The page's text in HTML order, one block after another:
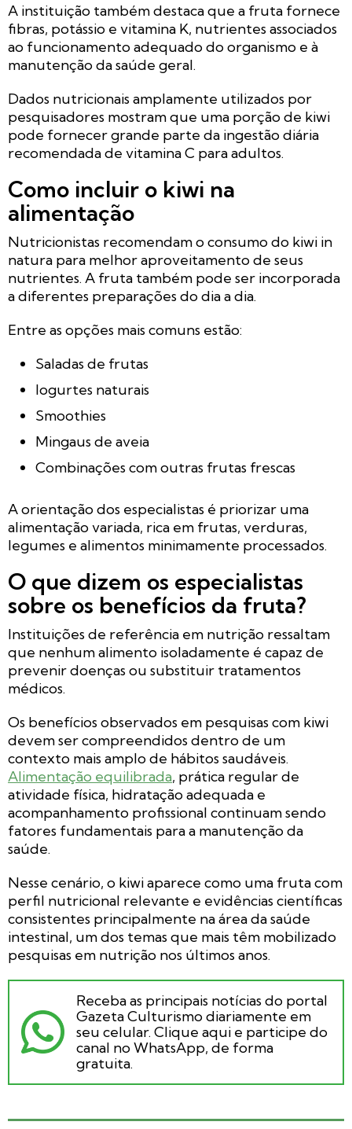
A instituição também destaca que a fruta fornece
fibras, potássio e vitamina K, nutrientes associados
ao funcionamento adequado do organismo e à
manutenção da saúde geral.
Dados nutricionais amplamente utilizados por
pesquisadores mostram que uma porção de kiwi
pode fornecer grande parte da ingestão diária
recomendada de vitamina C para adultos.
Como incluir o kiwi na
alimentação
Nutricionistas recomendam o consumo do kiwi in
natura para melhor aproveitamento de seus
nutrientes. A fruta também pode ser incorporada
a diferentes preparações do dia a dia.
Entre as opções mais comuns estão:
Saladas de frutas
Iogurtes naturais
Smoothies
Mingaus de aveia
Combinações com outras frutas frescas
A orientação dos especialistas é priorizar uma
alimentação variada, rica em frutas, verduras,
legumes e alimentos minimamente processados.
O que dizem os especialistas
sobre os benefícios da fruta?
Instituições de referência em nutrição ressaltam
que nenhum alimento isoladamente é capaz de
prevenir doenças ou substituir tratamentos
médicos.
Os benefícios observados em pesquisas com kiwi
devem ser compreendidos dentro de um
contexto mais amplo de hábitos saudáveis.
Alimentação equilibrada, prática regular de
atividade física, hidratação adequada e
acompanhamento profissional continuam sendo
fatores fundamentais para a manutenção da
saúde.
Nesse cenário, o kiwi aparece como uma fruta com
perfil nutricional relevante e evidências científicas
consistentes principalmente na área da saúde
intestinal, um dos temas que mais têm mobilizado
pesquisas em nutrição nos últimos anos.
Receba as principais notícias do portal
Gazeta Culturismo diariamente em
seu celular. Clique aqui e participe do
canal no WhatsApp, de forma
gratuita.